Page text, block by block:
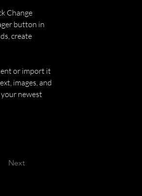
Change
button in
create
or import it
images, and
your newest
Next